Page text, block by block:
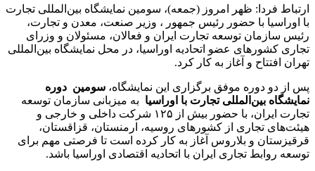
ارتباط فردا: ظهر امروز (جمعه)، سومین نمایشگاه بین‌المللی تجارت
با اوراسیا با حضور رئیس جمهور ، وزیر صنعت، معدن و تجارت،
رئیس سازمان توسعه‌ تجارت ایران و فعالان، مسئولان و وزرای
تجاری کشورهای عضو اتحادیه اوراسیا، در محل نمایشگاه بین‌المللی
تهران افتتاح و آغاز به کار کرد.
پس از دو دوره موفق برگزاری این نمایشگاه، سومین دوره
نمایشگاه بین‌المللی تجارت با اوراسیا به میزبانی سازمان توسعه‌
تجارت ایران، با حضور بیش از ۱۲۵ شرکت داخلی و خارجی و
هیئت‌های تجاری از کشورهای روسیه، ارمنستان، قزاقستان،
قرقیزستان و بلاروس آغاز به کار کرده است تا فرصتی مهم برای
توسعه روابط تجاری ایران با اتحادیه اقتصادی اوراسیا باشد.